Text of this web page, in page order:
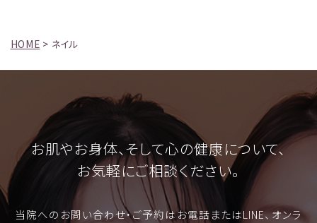
HOME > ネイル
お肌やお身体、そして心の健康について、
お気軽にご相談ください。
当院へのお問い合わせ・ご予約はお電話またはLINE、オンラ